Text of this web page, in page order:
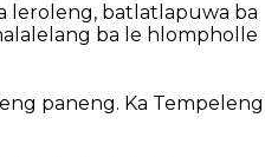
leroleng, batlatlapuwa ba
ba le hlompholle
paneng. Ka Tempeleng